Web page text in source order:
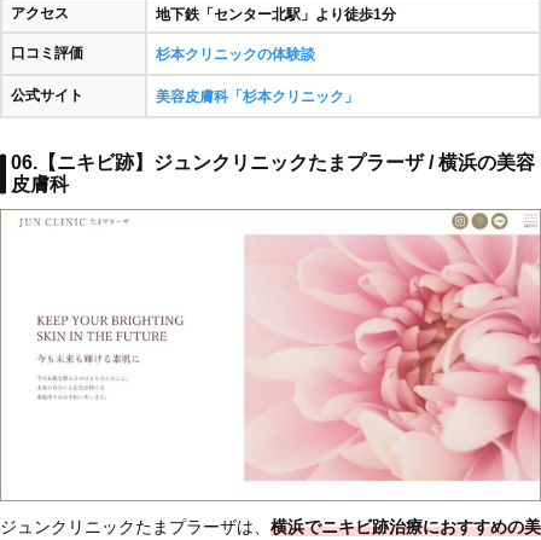
アクセス 地下鉄「センター北駅」より徒歩1分
口コミ評価 杉本クリニックの体験談
公式サイト 美容皮膚科「杉本クリニック」
06.【ニキビ跡】ジュンクリニックたまプラーザ / 横浜の美容
皮膚科
ジュンクリニックたまプラーザは、 横浜でニキビ跡治療におすすめの美